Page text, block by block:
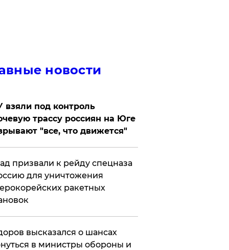
новости
взяли под контроль
трассу россиян на Юге
"все, что движется"
призвали к рейду спецназа
для уничтожения
ракетных
высказался о шансах
в министры обороны и